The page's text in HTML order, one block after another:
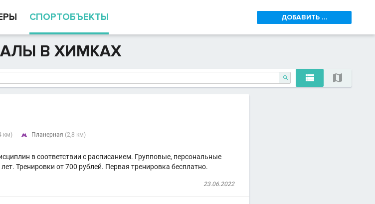
СПОРТОБЪЕКТЫ ДОБАВИТЬ ...
В ХИМКАХ
  
км)  Планерная (2,8 км)
в соответствии с расписанием. Групповые, персональные
Тренировки от 700 рублей. Первая тренировка бесплатно.
23.06.2022